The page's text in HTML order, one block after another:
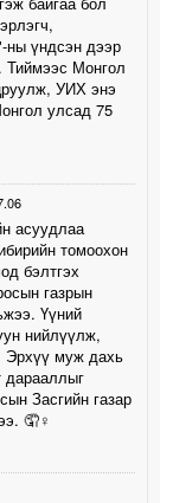
ны үндсэн дээр
Тиймээс Монгол
УИХ энэ
улсад 75
асуудлаа
томоохон
бэлтгэх
газрын
Үүний
нийлүүлж,
Эрхүү муж дахь
дарааллыг
Засгийн газар
🤦♀️